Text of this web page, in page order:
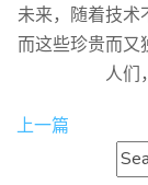
未来，随着技术
而这些珍贵而又
人们
上一篇